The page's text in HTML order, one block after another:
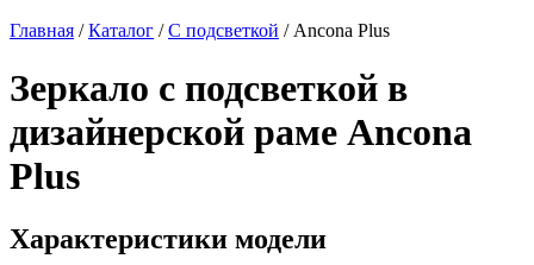
Главная /Каталог /С подсветкой / Ancona Plus
Зеркало с подсветкой в
дизайнерской раме Ancona
Plus
Характеристики модели